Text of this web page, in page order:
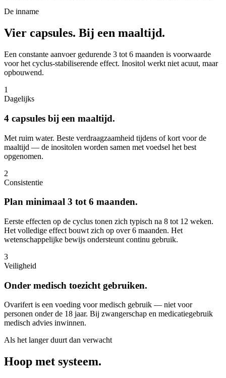
De inname
Vier capsules. Bij een maaltijd.
Een constante aanvoer gedurende 3 tot 6 maanden is voorwaarde
voor het cyclus-stabiliserende effect. Inositol werkt niet acuut, maar
opbouwend.
1
Dagelijks
4 capsules bij een maaltijd.
Met ruim water. Beste verdraagzaamheid tijdens of kort voor de
maaltijd — de inositolen worden samen met voedsel het best
opgenomen.
2
Consistentie
Plan minimaal 3 tot 6 maanden.
Eerste effecten op de cyclus tonen zich typisch na 8 tot 12 weken.
Het volledige effect bouwt zich op over 6 maanden. Het
wetenschappelijke bewijs ondersteunt continu gebruik.
3
Veiligheid
Onder medisch toezicht gebruiken.
Ovarifert is een voeding voor medisch gebruik — niet voor
personen onder de 18 jaar. Bij zwangerschap en medicatiegebruik
medisch advies inwinnen.
Als het langer duurt dan verwacht
Hoop met systeem.